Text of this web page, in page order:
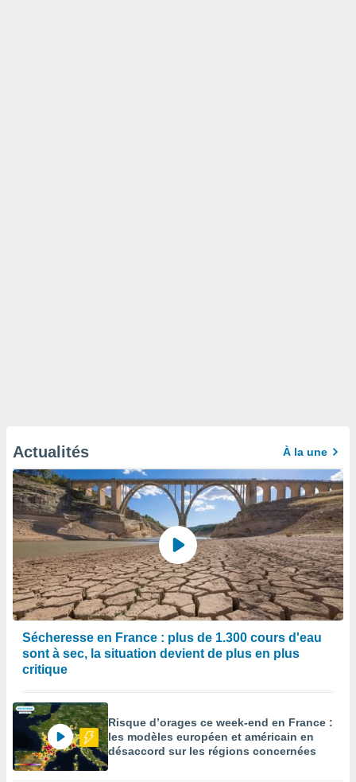
Actualités À la une
Sécheresse en France : plus de 1.300 cours d'eau
sont à sec, la situation devient de plus en plus
critique
Risque d’orages ce week-end en France :
les modèles européen et américain en
désaccord sur les régions concernées